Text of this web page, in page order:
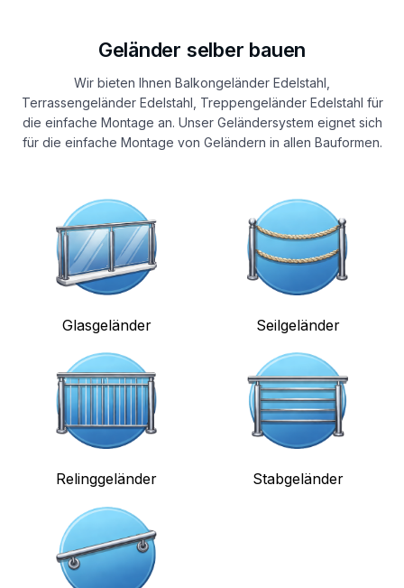
Geländer selber bauen
Wir bieten Ihnen Balkongeländer Edelstahl,
Terrassengeländer Edelstahl, Treppengeländer Edelstahl für
die einfache Montage an. Unser Geländersystem eignet sich
für die einfache Montage von Geländern in allen Bauformen.
Glasgeländer Seilgeländer
Relinggeländer Stabgeländer